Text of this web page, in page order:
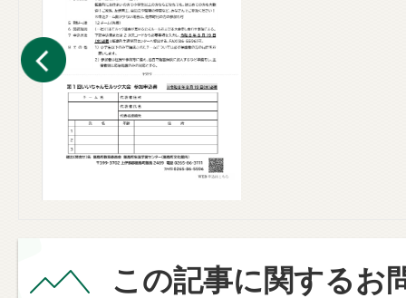
この記事に関するお